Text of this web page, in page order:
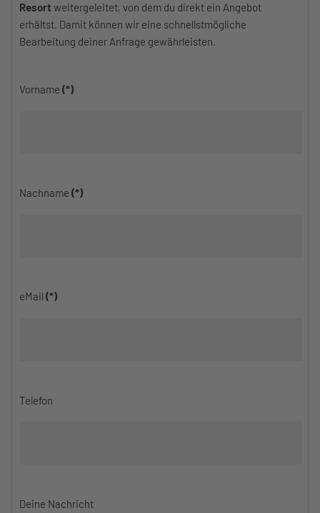
Resort weitergeleitet, von dem du direkt ein Angebot
erhältst. Damit können wir eine schnellstmögliche
Bearbeitung deiner Anfrage gewährleisten.
Vorname (*)
Nachname (*)
eMail (*)
Telefon
Deine Nachricht